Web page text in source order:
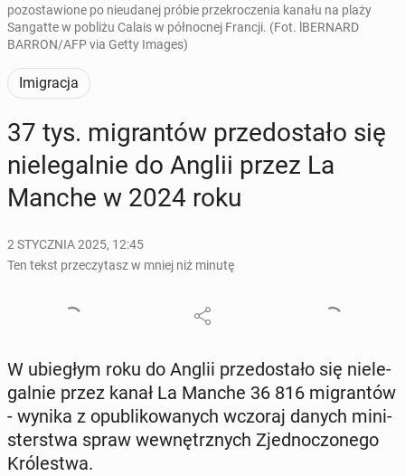
pozostawione po nieudanej próbie przekroczenia kanału na plaży
Sangatte w pobliżu Calais w północnej Francji. (Fot. lBERNARD
BARRON/AFP via Getty Images)
Imigracja
37 tys. mi­gran­tów prze­do­sta­ło się
nie­le­gal­nie do Anglii przez La
Manche w 2024 roku
2 STYCZNIA 2025, 12:45
Ten tekst przeczytasz w mniej niż minutę
W ubie­głym roku do Anglii prze­do­sta­ło się nie­le­
gal­nie przez kanał La Manche 36 816 mi­gran­tów
- wynika z opu­bli­ko­wa­nych wczoraj danych mi­ni­
ster­stwa spraw we­wnętrz­nych Zjed­no­czo­ne­go
Kró­le­stwa.